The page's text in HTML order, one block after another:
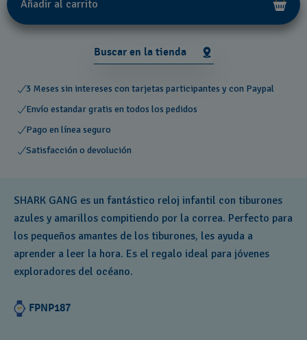
Añadir al carrito
Buscar en la tienda
3 Meses sin intereses con tarjetas participantes y con Paypal
Envío estandar gratis en todos los pedidos
Pago en línea seguro
Satisfacción o devolución
SHARK GANG es un fantástico reloj infantil con tiburones
azules y amarillos compitiendo por la correa. Perfecto para
los pequeños amantes de los tiburones, les ayuda a
aprender a leer la hora. Es el regalo ideal para jóvenes
exploradores del océano.
FPNP187